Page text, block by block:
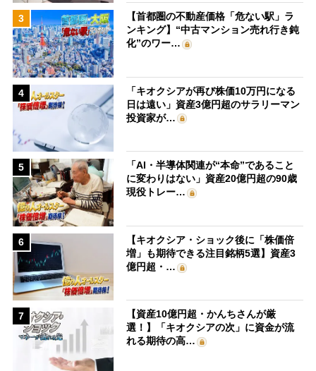
3
【首都圏の不動産価格「危ない駅」ラ
ンキング】“中古マンション売れ行き鈍
化”のワー…
4
「キオクシアが再び株価10万円になる
日は遠い」資産3億円超のサラリーマン
投資家が…
5
「AI・半導体関連が“本命”であること
に変わりはない」資産20億円超の90歳
現役トレー…
6
【キオクシア・ショック後に「株価倍
増」も期待できる注目銘柄5選】資産3
億円超・…
7
【資産10億円超・かんちさんが厳
選！】「キオクシアの次」に資金が流
れる期待の高…